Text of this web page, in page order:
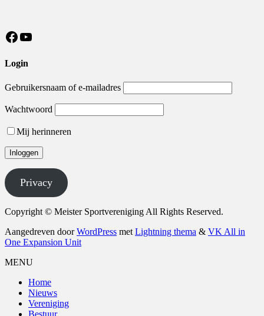
https://nl-nl.facebook.com/MeisterSV/
YouTube
Login
Gebruikersnaam of e-mailadres
Wachtwoord
Mij herinneren
Privacy
Copyright © Meister Sportvereniging All Rights Reserved.
Aangedreven doorWordPress met Lightning thema & VK All in
One Expansion Unit
MENU
Home
Nieuws
Vereniging
Bestuur